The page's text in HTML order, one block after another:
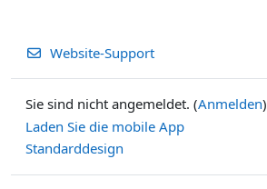
Website-Support
Sie sind nicht angemeldet. (Anmelden)
Laden Sie die mobile App
Standarddesign